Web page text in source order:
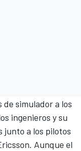
simulador a los
ingenieros y su
junto a los pilotos
Aunque el